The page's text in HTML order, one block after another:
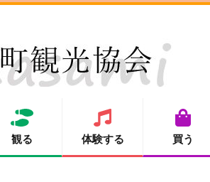
観る 体験する 買う